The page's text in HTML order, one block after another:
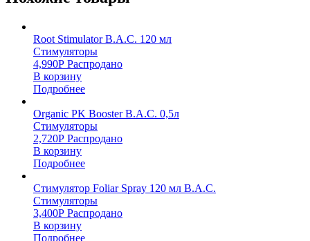
Root Stimulator B.A.C. 120 мл
Стимуляторы
4,990Р Распродано
В корзину
Подробнее
Organic PK Booster B.A.C. 0,5л
Стимуляторы
2,720Р Распродано
В корзину
Подробнее
Стимулятор Foliar Spray 120 мл B.A.C.
Стимуляторы
3,400Р Распродано
В корзину
Подробнее